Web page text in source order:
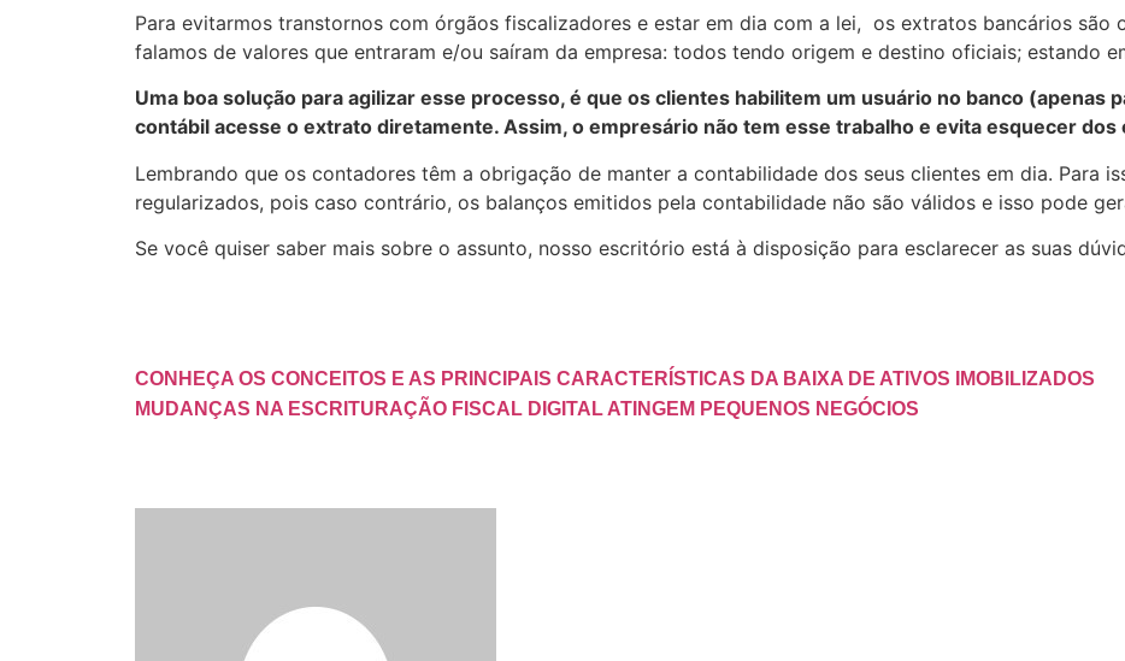
Para evitarmos transtornos com órgãos fiscalizadores e estar em dia com a lei, os extratos bancários são
falamos de valores que entraram e/ou saíram da empresa: todos tendo origem e destino oficiais; estando
Uma boa solução para agilizar esse processo, é que os clientes habilitem um usuário no banco (apenas
contábil acesse o extrato diretamente. Assim, o empresário não tem esse trabalho e evita esquecer
Lembrando que os contadores têm a obrigação de manter a contabilidade dos seus clientes em dia. Para
regularizados, pois caso contrário, os balanços emitidos pela contabilidade não são válidos e isso pode
Se você quiser saber mais sobre o assunto, nosso escritório está à disposição para esclarecer as suas
CONHEÇA OS CONCEITOS E AS PRINCIPAIS CARACTERÍSTICAS DA BAIXA DE ATIVOS IMOBILIZADOS
MUDANÇAS NA ESCRITURAÇÃO FISCAL DIGITAL ATINGEM PEQUENOS NEGÓCIOS